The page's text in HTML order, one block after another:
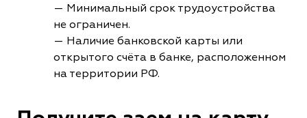
— Минимальный срок трудоустройства
не ограничен.
— Наличие банковской карты или
открытого счёта в банке, расположенном
на территории РФ.